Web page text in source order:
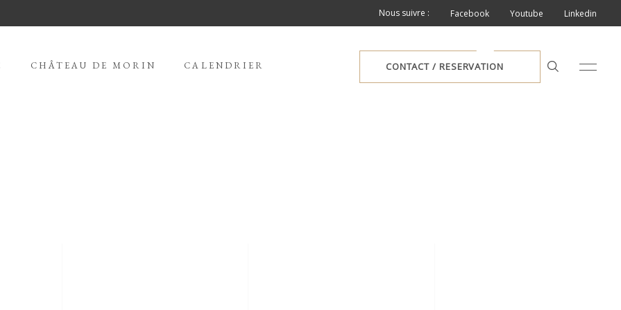
Nous suivre : Facebook Youtube Linkedin
CHÂTEAU DE MORIN CALENDRIER CONTACT / RESERVATION